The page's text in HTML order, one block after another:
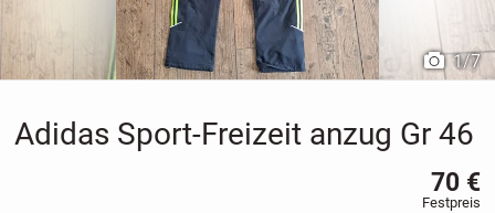
1/7
Adidas Sport-Freizeit anzug Gr 46
70 €
Festpreis